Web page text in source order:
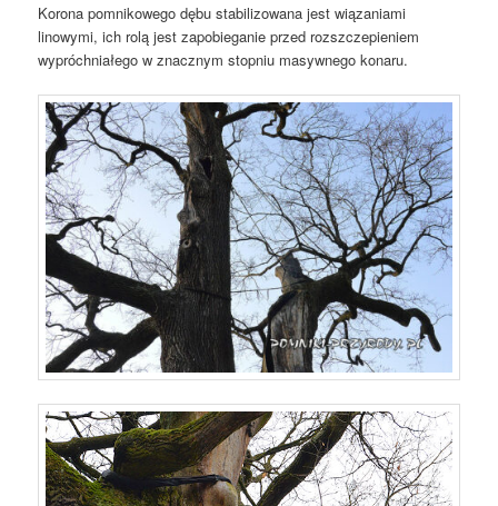
Korona pomnikowego dębu stabilizowana jest wiązaniami
linowymi, ich rolą jest zapobieganie przed rozszczepieniem
wypróchniałego w znacznym stopniu masywnego konaru.